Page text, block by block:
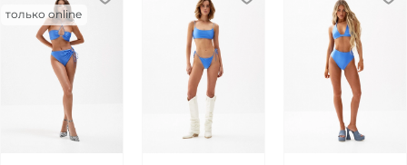
только online